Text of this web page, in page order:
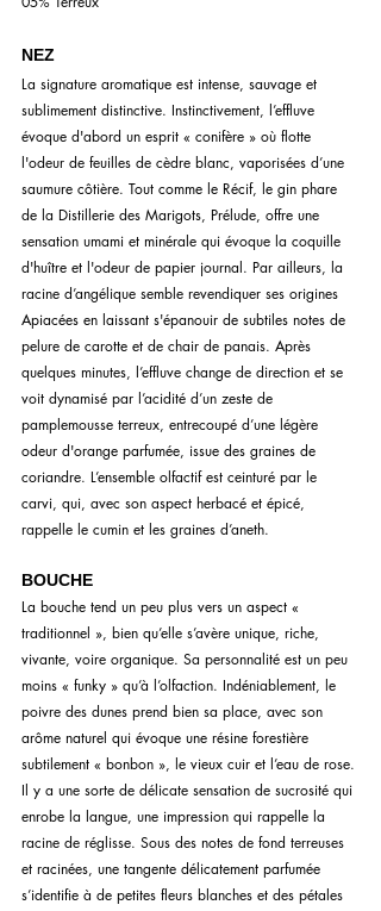
NEZ
La signature aromatique est intense, sauvage et
sublimement distinctive. Instinctivement, l’effluve
évoque d'abord un esprit « conifère » où flotte
l'odeur de feuilles de cèdre blanc, vaporisées d’une
saumure côtière. Tout comme le Récif, le gin phare
de la Distillerie des Marigots, Prélude, offre une
sensation umami et minérale qui évoque la coquille
d'huître et l'odeur de papier journal. Par ailleurs, la
racine d’angélique semble revendiquer ses origines
Apiacées en laissant s'épanouir de subtiles notes de
pelure de carotte et de chair de panais. Après
quelques minutes, l’effluve change de direction et se
voit dynamisé par l’acidité d’un zeste de
pamplemousse terreux, entrecoupé d’une légère
odeur d'orange parfumée, issue des graines de
coriandre. L’ensemble olfactif est ceinturé par le
carvi, qui, avec son aspect herbacé et épicé,
rappelle le cumin et les graines d’aneth.
BOUCHE
La bouche tend un peu plus vers un aspect «
traditionnel », bien qu’elle s’avère unique, riche,
vivante, voire organique. Sa personnalité est un peu
moins « funky » qu’à l’olfaction. Indéniablement, le
poivre des dunes prend bien sa place, avec son
arôme naturel qui évoque une résine forestière
subtilement « bonbon », le vieux cuir et l’eau de rose.
Il y a une sorte de délicate sensation de sucrosité qui
enrobe la langue, une impression qui rappelle la
racine de réglisse. Sous des notes de fond terreuses
et racinées, une tangente délicatement parfumée
s’identifie à de petites fleurs blanches et des pétales